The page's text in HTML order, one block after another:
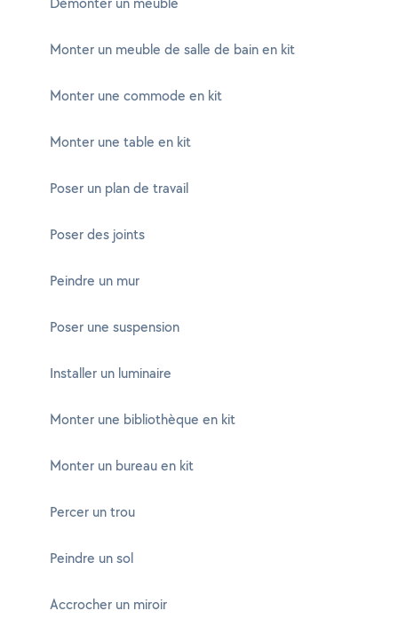
Monter un meuble de salle de bain en kit
Monter une commode en kit
Monter une table en kit
Poser un plan de travail
Poser des joints
Peindre un mur
Poser une suspension
Installer un luminaire
Monter une bibliothèque en kit
Monter un bureau en kit
Percer un trou
Peindre un sol
Accrocher un miroir